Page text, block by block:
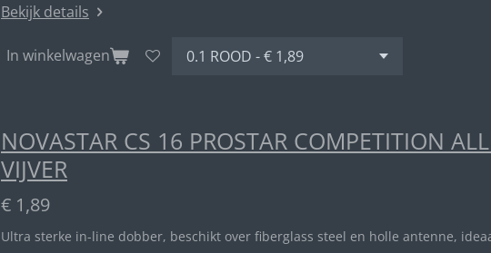
Bekijk details
In winkelwagen
NOVASTAR CS 16 PROSTAR COMPETITION
VIJVER
€ 1,89
Ultra sterke in-line dobber, beschikt over fiberglass steel en holle antenne,